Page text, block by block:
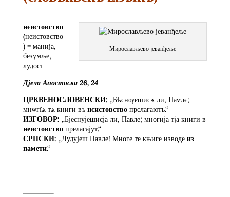
Мирослављево јеванђеље
нєистовство
(неистовство
) = манија,
безумље,
лудост
Дјела Апостоска 26, 24
ЦРКВЕНОСЛОВЕНСКИ: „Бѣснѹєшисѧ ли, Паѵлє;
мнѡгїѧ тѧ книги въ нєистовствопрєлагаютъ.“
ИЗГОВОР: „Бјеснујешисја ли, Павле; многија тја книги в
неистовствопрелагајут.“
СРПСКИ: „Лудујеш Павле! Многе те књиге изводеиз
памети.“